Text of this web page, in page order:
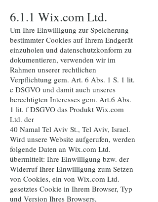
6.1.1 Wix.com Ltd.
Um Ihre Einwilligung zur Speicherung
bestimmter Cookies auf Ihrem Endgerät
einzuholen und datenschutzkonform zu
dokumentieren, verwenden wir im
Rahmen unserer rechtlichen
Verpflichtung gem. Art. 6 Abs. 1 S. 1 lit.
c DSGVO und damit auch unseres
berechtigten Interesses gem. Art.6 Abs.
1 lit. f DSGVO das Produkt Wix.com
Ltd. der
40 Namal Tel Aviv St., Tel Aviv, Israel.
Wird unsere Website aufgerufen, werden
folgende Daten an Wix.com Ltd.
übermittelt: Ihre Einwilligung bzw. der
Widerruf Ihrer Einwilligung zum Setzen
von Cookies, ein von Wix.com Ltd.
gesetztes Cookie in Ihrem Browser, Typ
und Version Ihres Browsers,